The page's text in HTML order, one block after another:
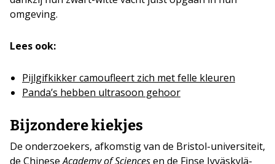
omgeving.
Lees ook:
Pijlgifkikker camoufleert zich met felle kleuren
Panda’s hebben ultrasoon gehoor
Bijzondere kiekjes
De onderzoekers, afkomstig van de Bristol-universiteit,
de ChineseAcademy of Sciencesen de Finse Jyväskylä-